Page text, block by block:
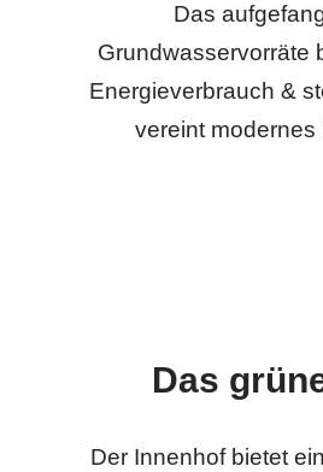
Das
Grundwasservorräte
Energieverbrauch &
vereint modernes
Das
Der Innenhof bietet